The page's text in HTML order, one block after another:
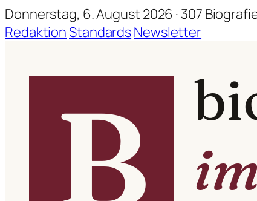
Donnerstag, 6. August 2026 · 307
RedaktionStandardsNewsletter